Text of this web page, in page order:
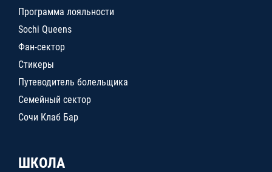
Программа лояльности
Sochi Queens
Фан-сектор
Стикеры
Путеводитель болельщика
Семейный сектор
Сочи Клаб Бар
ШКОЛА